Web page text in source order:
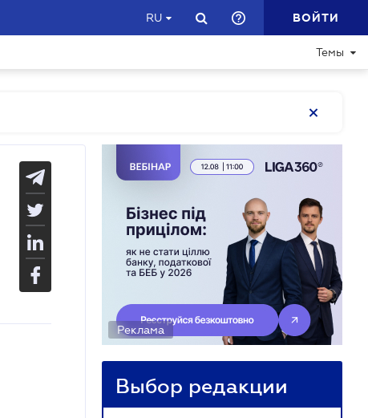
RU ВОЙТИ
Темы
Реклама
Выбор редакции